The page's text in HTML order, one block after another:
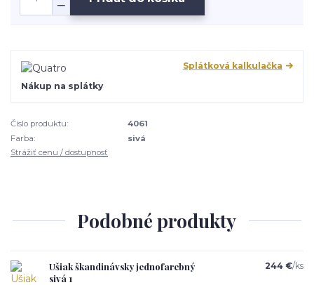
Splátková kalkulačka
Nákup na splátky
Číslo produktu:
4061
Farba:
sivá
Strážiť cenu / dostupnosť
Podobné produkty
Ušiak škandinávsky jednofarebný
sivá 1
244 €/ks